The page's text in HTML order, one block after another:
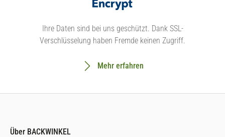
Ihre Daten sind bei uns geschützt. Dank SSL-
Verschlüsselung haben Fremde keinen Zugriff.
Mehr erfahren
Über BACKWINKEL